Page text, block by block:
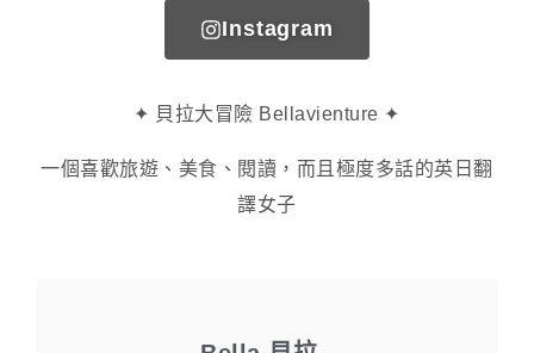
Instagram
✦ 貝拉大冒險 Bellavienture ✦
一個喜歡旅遊、美食、閱讀，而且極度多話的英日翻
譯女子